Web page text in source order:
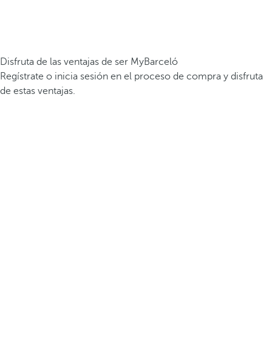
Disfruta de las ventajas de ser MyBarceló
Regístrate o inicia sesión en el proceso de compra y disfruta
de estas ventajas.